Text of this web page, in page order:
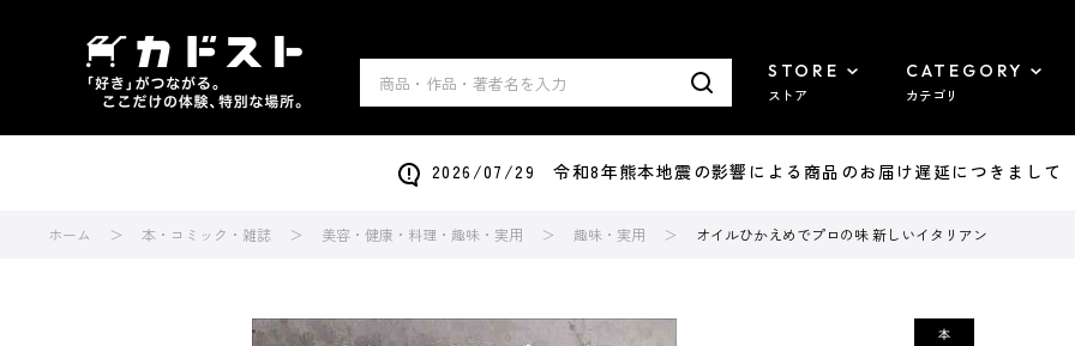
STORE
ストア
CATEGORY
カテゴリ
2026/07/29 令和8年熊本地震の影響による商品のお届け遅延につきまして
ホーム 本・コミック・雑誌 美容・健康・料理・趣味・実用 趣味・実用 オイルひかえめでプロの味 新しいイタリアン